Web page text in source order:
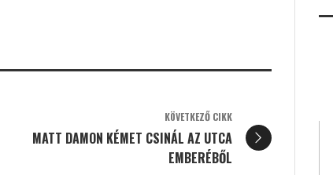
KÖVETKEZŐ CIKK
MATT DAMON KÉMET CSINÁL AZ UTCA
EMBERÉBŐL